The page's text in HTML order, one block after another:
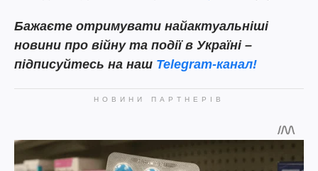
Бажаєте отримувати найактуальніші
новини про війну та події в Україні –
підписуйтесь на наш Telegram-канал!